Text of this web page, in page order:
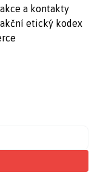
a kontakty
etický kodex